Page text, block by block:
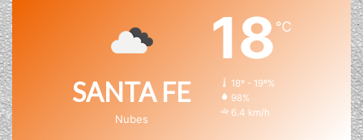
SANTA FE
Nubes
18℃
18º - 19º%
98%
6.4 km/h